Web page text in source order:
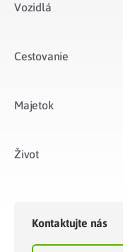
Vozidlá​
Cestovanie
Majetok​
Život​
Kontaktujte nás